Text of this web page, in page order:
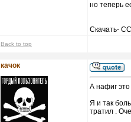
но теперь
Скачать-
Back to top
качок
А нафиг
Я и так
тратил .